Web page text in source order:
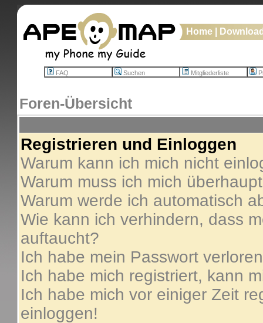
Home
FAQ Suchen Mitgliederliste
Foren-Übersicht
Registrieren und Einloggen
Warum kann ich mich nicht
Warum muss ich mich
Warum werde ich automatisch
Wie kann ich verhindern, dass
auftaucht?
Ich habe mein Passwort
Ich habe mich registriert, kann
Ich habe mich vor einiger Zeit
einloggen!